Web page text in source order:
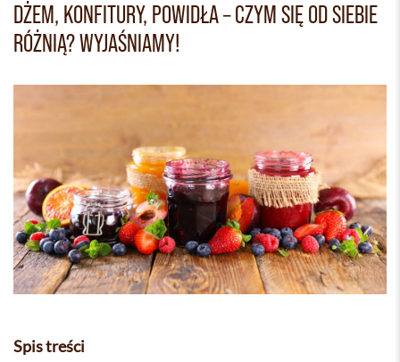
DŻEM, KONFITURY, POWIDŁA – CZYM SIĘ OD SIEBIE
RÓŻNIĄ? WYJAŚNIAMY!
Spis treści